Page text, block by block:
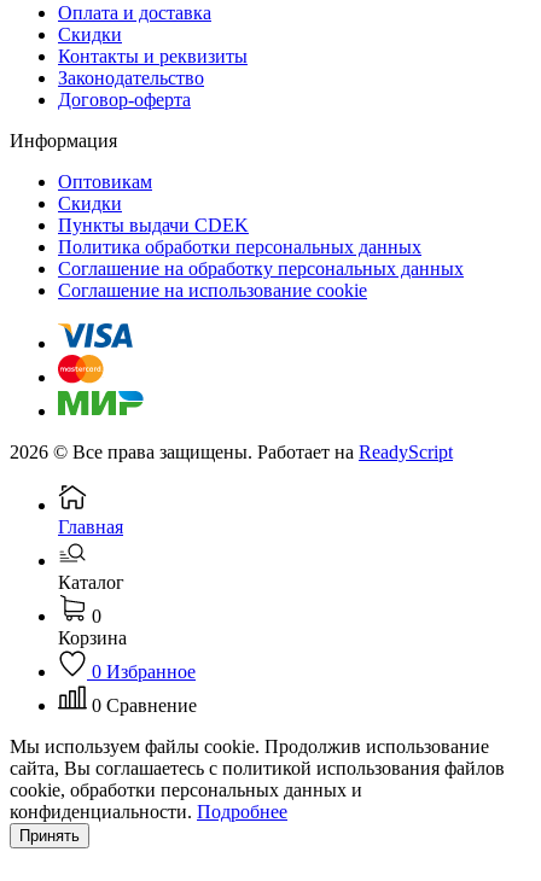
Оплата и доставка
Скидки
Контакты и реквизиты
Законодательство
Договор-оферта
Информация
Оптовикам
Скидки
Пункты выдачи CDEK
Политика обработки персональных данных
Соглашение на обработку персональных данных
Соглашение на использование cookie
2026 © Все права защищены. Работает на ReadyScript
Главная
Каталог
0
Корзина
0 Избранное
0 Сравнение
Мы используем файлы cookie. Продолжив использование
сайта, Вы соглашаетесь с политикой использования файлов
cookie, обработки персональных данных и
конфиденциальности. Подробнее
Принять